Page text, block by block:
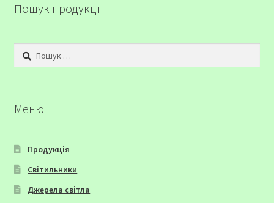
Пошук продукції
Пошук:
Меню
Продукція
Світильники
Джерела світла